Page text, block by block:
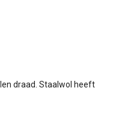
draad. Staalwol heeft